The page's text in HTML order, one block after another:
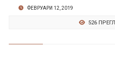
ФЕВРУАРИ 12, 2019
526